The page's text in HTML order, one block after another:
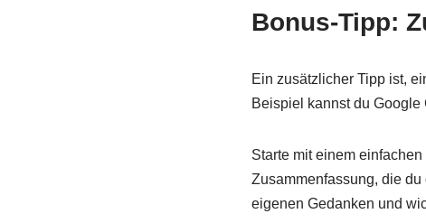
Bonus-Tipp:
Ein zusätzlicher Tipp ist,
Beispiel kannst du Google
Starte mit einem
Zusammenfassung, die
eigenen Gedanken und